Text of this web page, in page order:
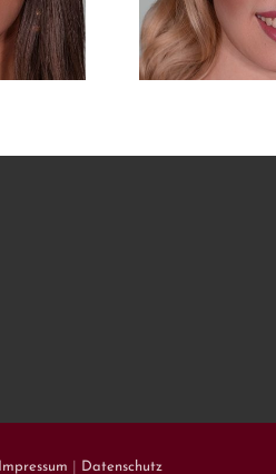
Impressum Datenschutz